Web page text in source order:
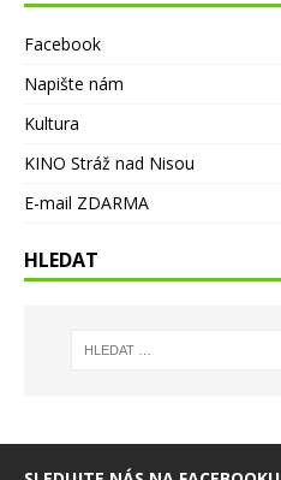
Facebook
Napište nám
Kultura
KINO Stráž nad Nisou
E-mail ZDARMA
HLEDAT